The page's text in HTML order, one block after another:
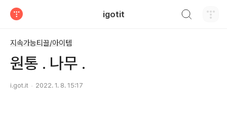
igotit
지속가능티끌/아이템
원통 . 나무 .
i.got.it 2022. 1. 8. 15:17